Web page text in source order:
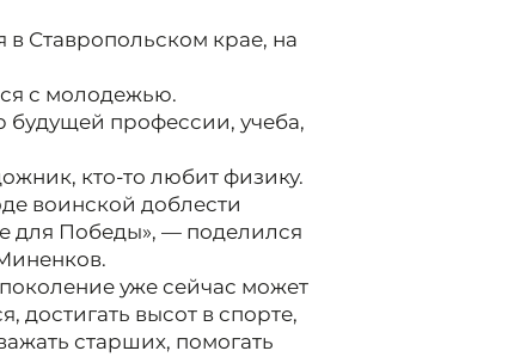
в Ставропольском крае, на
с молодежью.
будущей профессии, учеба,
кто-то любит физику.
воинской доблести
для Победы», — поделился
уже сейчас может
достигать высот в спорте,
старших, помогать